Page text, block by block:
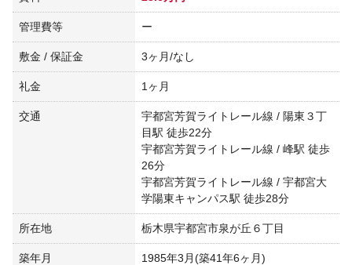
管理費等 ー
敷金 / 保証金 3ヶ月/なし
礼金 1ヶ月
交通
宇都宮芳賀ライトレール線 / 陽東３丁
目駅 徒歩22分
宇都宮芳賀ライトレール線 / 峰駅 徒歩
26分
宇都宮芳賀ライトレール線 / 宇都宮大
学陽東キャンパス駅 徒歩28分
所在地 栃木県宇都宮市泉が丘６丁目
築年月 1985年3月(築41年6ヶ月)